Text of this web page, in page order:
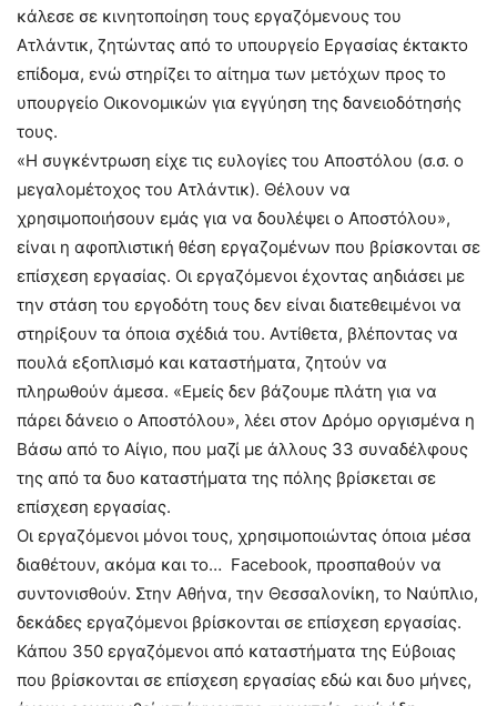
κάλεσε σε κινητοποίηση τους εργαζόμενους του
Ατλάντικ, ζητώντας από το υπουργείο Εργασίας έκτακτο
επίδομα, ενώ στηρίζει το αίτημα των μετόχων προς το
υπουργείο Οικονομικών για εγγύηση της δανειοδότησής
τους.
«Η συγκέντρωση είχε τις ευλογίες του Αποστόλου (σ.σ. ο
μεγαλομέτοχος του Ατλάντικ). Θέλουν να
χρησιμοποιήσουν εμάς για να δουλέψει ο Αποστόλου»,
είναι η αφοπλιστική θέση εργαζομένων που βρίσκονται σε
επίσχεση εργασίας. Οι εργαζόμενοι έχοντας αηδιάσει με
την στάση του εργοδότη τους δεν είναι διατεθειμένοι να
στηρίξουν τα όποια σχέδιά του. Αντίθετα, βλέποντας να
πουλά εξοπλισμό και καταστήματα, ζητούν να
πληρωθούν άμεσα. «Εμείς δεν βάζουμε πλάτη για να
πάρει δάνειο ο Αποστόλου», λέει στον Δρόμο οργισμένα η
Βάσω από το Αίγιο, που μαζί με άλλους 33 συναδέλφους
της από τα δυο καταστήματα της πόλης βρίσκεται σε
επίσχεση εργασίας.
Οι εργαζόμενοι μόνοι τους, χρησιμοποιώντας όποια μέσα
διαθέτουν, ακόμα και το… Facebook, προσπαθούν να
συντονισθούν. Στην Αθήνα, την Θεσσαλονίκη, το Ναύπλιο,
δεκάδες εργαζόμενοι βρίσκονται σε επίσχεση εργασίας.
Κάπου 350 εργαζόμενοι από καταστήματα της Εύβοιας
που βρίσκονται σε επίσχεση εργασίας εδώ και δυο μήνες,